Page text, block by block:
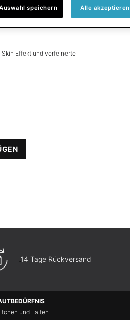
Skin Effekt und verfeinerte
14 Tage Rückversand
und Falten
speichern Alle akzeptieren